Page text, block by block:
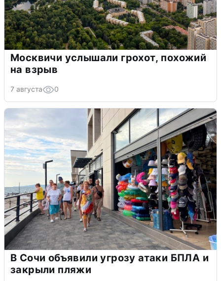
Москвичи услышали грохот, похожий
на взрыв
7 августа 0
В Сочи объявили угрозу атаки БПЛА и
закрыли пляжи